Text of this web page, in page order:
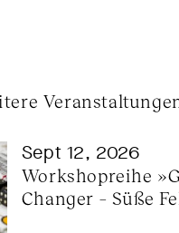
Sept 12, 2026
Workshopreihe
Changer – Süße